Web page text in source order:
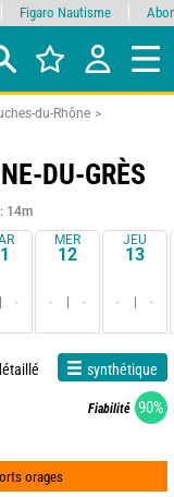
du-Rhône
DU-GRÈS
14m
-
MER
12
- -
JEU
13
- -
synthétique
Fiabilité 90%
orages
Figaro Nautisme